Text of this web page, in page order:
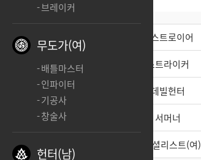
브레이커
무도가(여)
배틀마스터
인파이터
기공사
창술사
헌터(남)
전사(남) 디스트로이어
무도가(남)
스트라이커
헌터(남)
데빌헌터
바드
서머너
스페셜리스트(여)